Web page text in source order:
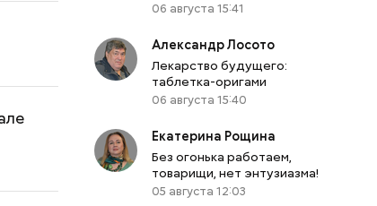
06 августа 15:41
Александр Лосото
Лекарство будущего:
таблетка-оригами
06 августа 15:40
Екатерина Рощина
Без огонька работаем,
товарищи, нет энтузиазма!
05 августа 12:03